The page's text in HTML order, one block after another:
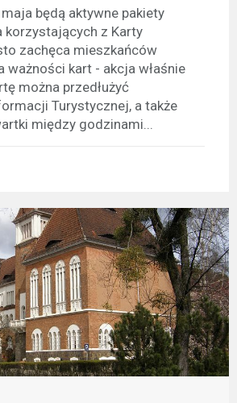
będą aktywne pakiety
korzystających z Karty
zachęca mieszkańców
ważności kart - akcja właśnie
można przedłużyć
Turystycznej, a także
między godzinami...